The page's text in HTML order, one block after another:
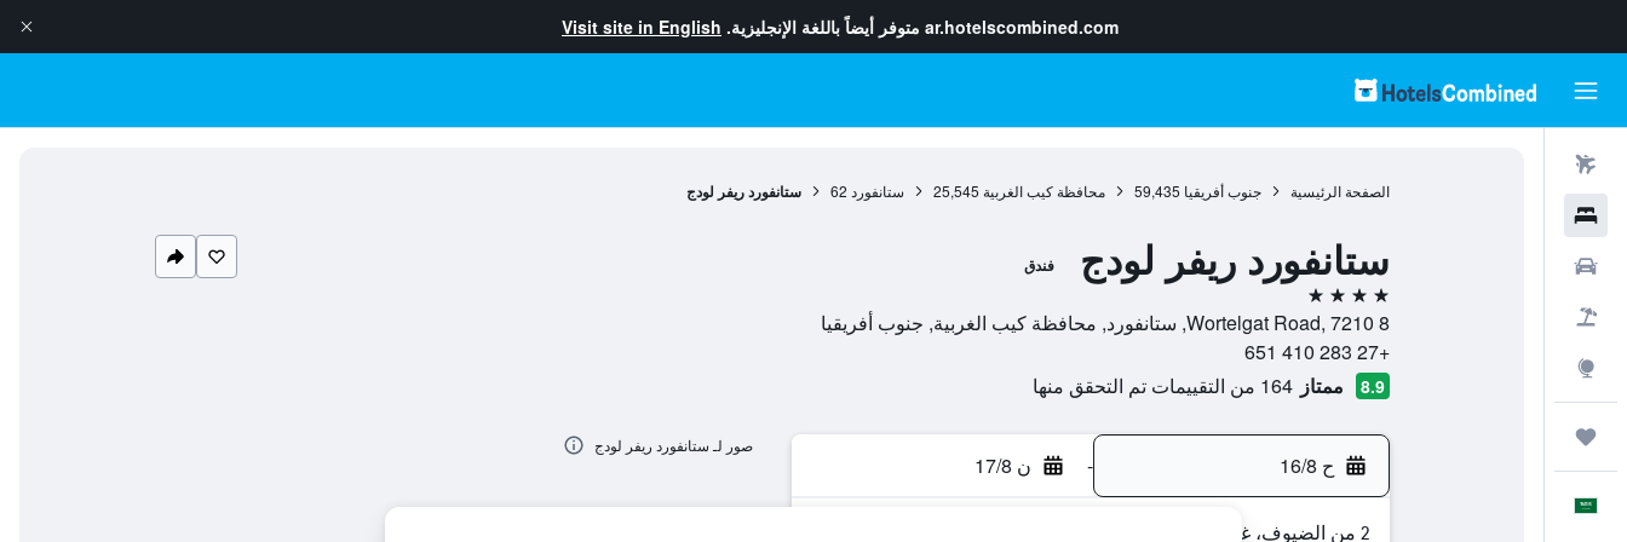
ar.hotelscombined.com متوفر أيضاً باللغة الإنجليزية. Visit site in English
الصفحة الرئيسية جنوب أفريقيا 59,435 محافظة كيب الغربية 25,545 ستانفورد 62 ستانفورد ريفر لودج
ستانفورد ريفر لودج فندق
4 نجوم
8 Wortelgat Road, 7210, ستانفورد, محافظة كيب الغربية, جنوب أفريقيا
+27 283 410 651
8.9 ممتاز 164 من التقييمات تم التحقق منها
ح 16/8 - ن 17/8
2 من الضيوف، غرفة واحدة
صور لـ ستانفورد ريفر لودج